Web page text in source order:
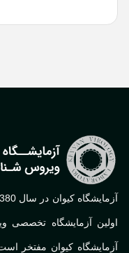
آزمایشگاه تخصصی
کیوان مفتخر است، با